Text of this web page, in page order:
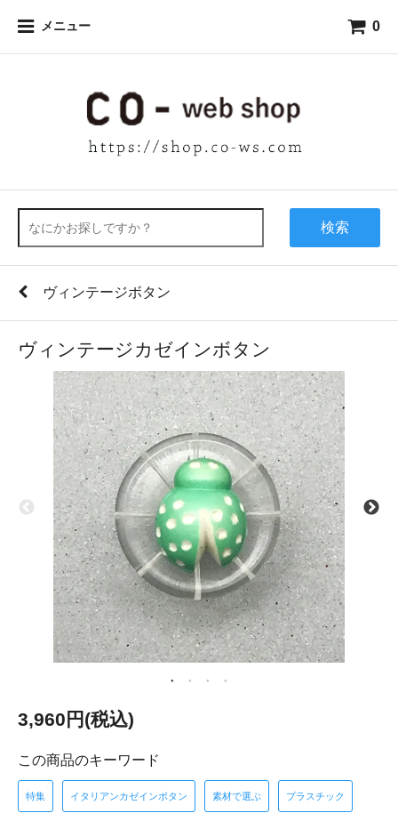
メニュー 0
検索
ヴィンテージボタン
ヴィンテージカゼインボタン
3,960円(税込)
この商品のキーワード
特集 イタリアンカゼインボタン 素材で選ぶ プラスチック